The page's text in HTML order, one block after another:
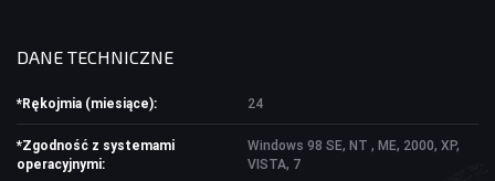
LAMPY BIURKOWE I NOCNE
LAMPY PIERŚCIENIOWE
LAMPKI TURYSTYCZNE
LATARKI
DANE TECHNICZNE
*Rękojmia (miesiące): 24
*Zgodność z systemami
operacyjnymi:
Windows 98 SE, NT , ME, 2000, XP,
VISTA, 7